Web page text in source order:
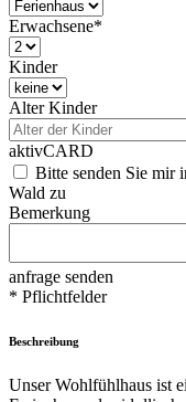
Erwachsene*
Kinder
Alter Kinder
aktivCARD
Bitte senden Sie mir
Wald zu
Bemerkung
anfrage senden
* Pflichtfelder
Beschreibung
Unser Wohlfühlhaus ist